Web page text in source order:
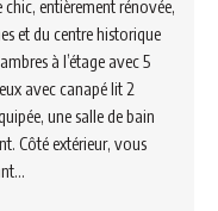
entièrement rénovée,
et du centre historique
à l’étage avec 5
avec canapé lit 2
une salle de bain
Côté extérieur, vous